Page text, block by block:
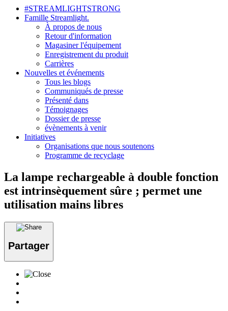
#STREAMLIGHTSTRONG
Famille Streamlight.
À propos de nous
Retour d'information
Magasiner l'équipement
Enregistrement du produit
Carrières
Nouvelles et événements
Tous les blogs
Communiqués de presse
Présenté dans
Témoignages
Dossier de presse
évènements à venir
Initiatives
Organisations que nous soutenons
Programme de recyclage
La lampe rechargeable à double fonction
est intrinsèquement sûre ; permet une
utilisation mains libres
Partager